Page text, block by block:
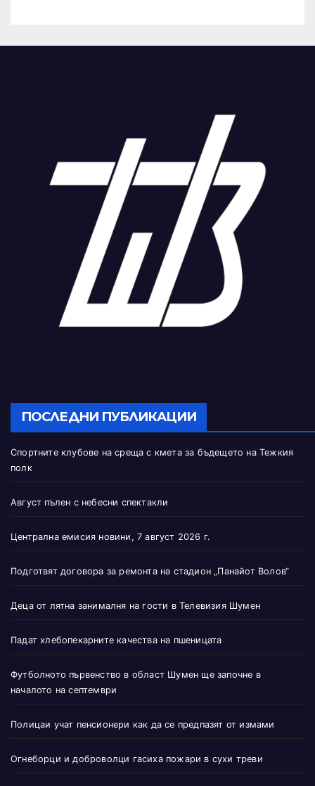
ПОСЛЕДНИ ПУБЛИКАЦИИ
Спортните клубове на среща с кмета за бъдещето на Тежкия
полк
Август пълен с небесни спектакли
Централна емисия новини, 7 август 2026 г.
Подготвят договора за ремонта на стадион „Панайот Волов“
Деца от лятна занималня на гости в Телевизия Шумен
Падат хлебопекарните качества на пшеницата
Футболното първенство в област Шумен ще започне в
началото на септември
Полицаи учат пенсионери как да се предпазят от измами
Огнеборци и доброволци гасиха пожари в сухи треви